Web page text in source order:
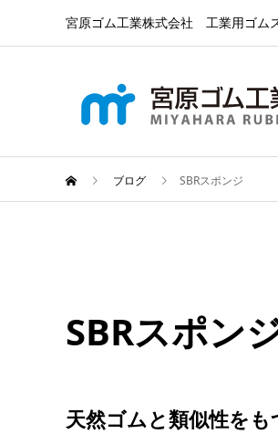
宮原ゴム工業株式会社 工業用ゴ
ブログ SBRスポンジ
SBRスポン
天然ゴムと類似性を